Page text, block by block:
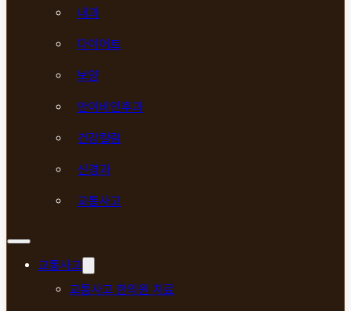
내과
다이어트
보양
안이비인후과
건강칼럼
신경과
교통사고
교통사고
교통사고 한의원 치료